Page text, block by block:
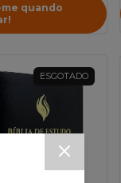
quando
ESGOTADO